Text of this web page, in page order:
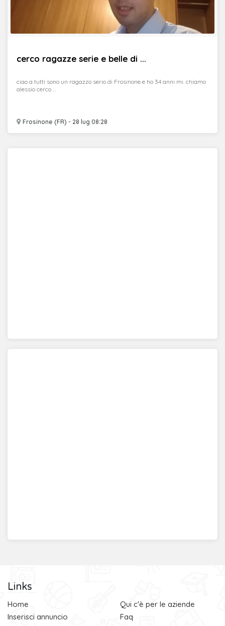
cerco ragazze serie e belle di ...
Frosinone (FR) - 28 lug 08:28
ciao a tutti sono un ragazzo serio di Frosinone e ho 34 anni mi. chiamo
alessio cerco ...
Links
Home
Inserisci annuncio
Qui c'è per le aziende
Faq